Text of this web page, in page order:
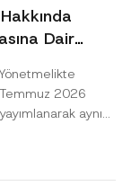
Dair
Temmuz 2026
aynı